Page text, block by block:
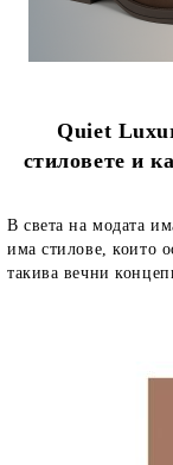
Quiet
стиловете и
В света на модата
има стилове, които
такива вечни